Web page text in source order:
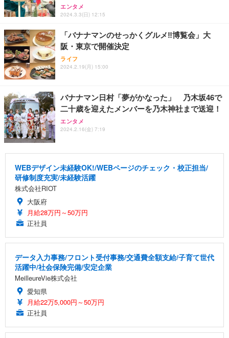
エンタメ
2024.3.3(日) 12:15
「バナナマンのせっかくグルメ‼︎博覧会」大
阪・東京で開催決定
ライフ
2024.2.19(月) 15:00
バナナマン日村「夢がかなった」 乃木坂46で
二十歳を迎えたメンバーを乃木神社まで送迎！
エンタメ
2024.2.16(金) 7:19
WEBデザイン未経験OK!/WEBページのチェック・校正担当/
研修制度充実/未経験活躍
株式会社RIOT
大阪府
月給28万円～50万円
正社員
データ入力事務/フロント受付事務/交通費全額支給/子育て世代
活躍中/社会保険完備/安定企業
MeilleureVie株式会社
愛知県
月給22万5,000円～50万円
正社員